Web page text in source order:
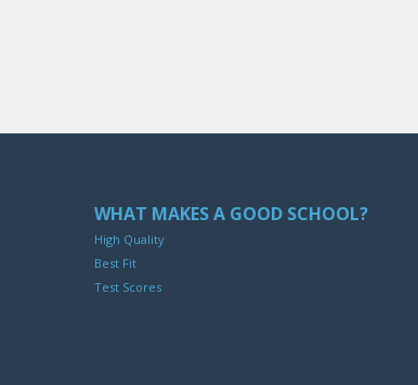
WHAT MAKES A GOOD SCHOOL?
High Quality
Best Fit
Test Scores